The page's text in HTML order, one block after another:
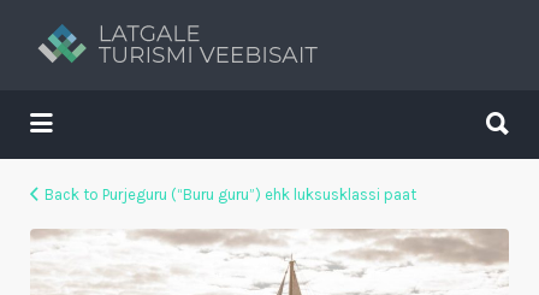
Tavs brīvdienu ceļvedis
Search
for:
for:
Back to Purjeguru (“Buru guru”) ehk luksusklassi paat